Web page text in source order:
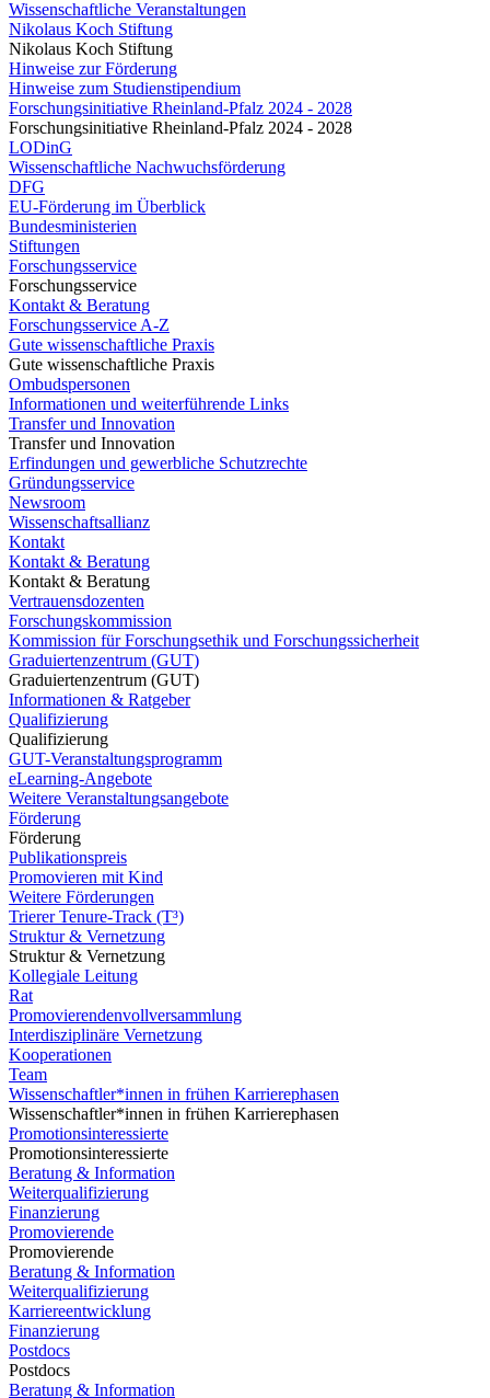
Wissenschaftliche Veranstaltungen
Nikolaus Koch Stiftung
Nikolaus Koch Stiftung
Hinweise zur Förderung
Hinweise zum Studienstipendium
Forschungsinitiative Rheinland-Pfalz 2024 - 2028
Forschungsinitiative Rheinland-Pfalz 2024 - 2028
LODinG
Wissenschaftliche Nachwuchsförderung
DFG
EU-Förderung im Überblick
Bundesministerien
Stiftungen
Forschungsservice
Forschungsservice
Kontakt & Beratung
Forschungsservice A-Z
Gute wissenschaftliche Praxis
Gute wissenschaftliche Praxis
Ombudspersonen
Informationen und weiterführende Links
Transfer und Innovation
Transfer und Innovation
Erfindungen und gewerbliche Schutzrechte
Gründungsservice
Newsroom
Wissenschaftsallianz
Kontakt
Kontakt & Beratung
Kontakt & Beratung
Vertrauensdozenten
Forschungskommission
Kommission für Forschungsethik und Forschungssicherheit
Graduiertenzentrum (GUT)
Graduiertenzentrum (GUT)
Informationen & Ratgeber
Qualifizierung
Qualifizierung
GUT-Veranstaltungsprogramm
eLearning-Angebote
Weitere Veranstaltungsangebote
Förderung
Förderung
Publikationspreis
Promovieren mit Kind
Weitere Förderungen
Trierer Tenure-Track (T³)
Struktur & Vernetzung
Struktur & Vernetzung
Kollegiale Leitung
Rat
Promovierendenvollversammlung
Interdisziplinäre Vernetzung
Kooperationen
Team
Wissenschaftler*innen in frühen Karrierephasen
Wissenschaftler*innen in frühen Karrierephasen
Promotionsinteressierte
Promotionsinteressierte
Beratung & Information
Weiterqualifizierung
Finanzierung
Promovierende
Promovierende
Beratung & Information
Weiterqualifizierung
Karriereentwicklung
Finanzierung
Postdocs
Postdocs
Beratung & Information